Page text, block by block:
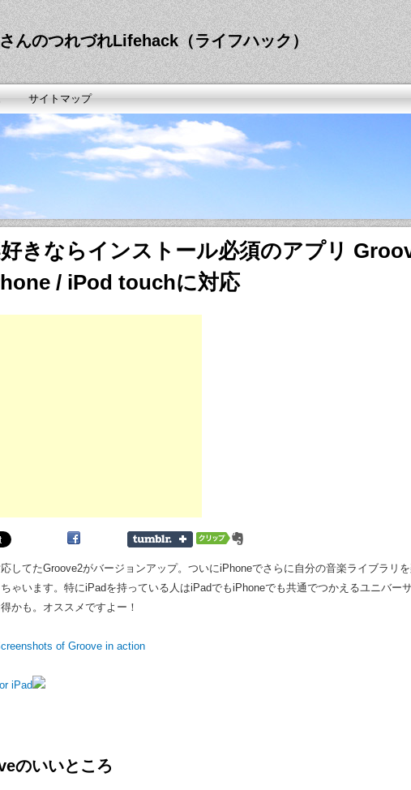
んのつれづれLifehack（ライフハック）
サイトマップ
きならインストール必須のアプリ
/ iPod touchに対応
してたGroove2がバージョンアップ。ついにiPhoneでさらに自分の音楽ライブラリを
ゃいます。特にiPadを持っている人はiPadでもiPhoneでも共通でつかえるユニバー
かも。オススメですよー！
iPad
のいいところ